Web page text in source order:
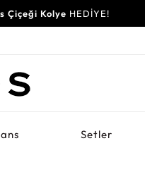
Çiçeği Kolye HEDİYE!
Setler